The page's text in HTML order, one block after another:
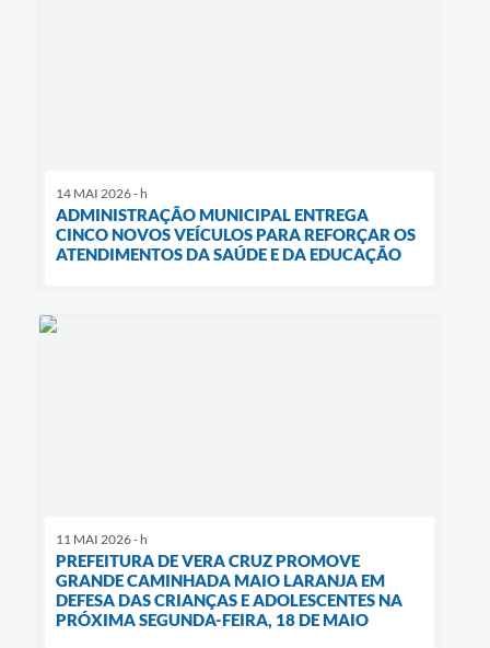
14 MAI 2026 - h
ADMINISTRAÇÃO MUNICIPAL ENTREGA
CINCO NOVOS VEÍCULOS PARA REFORÇAR OS
ATENDIMENTOS DA SAÚDE E DA EDUCAÇÃO
11 MAI 2026 - h
PREFEITURA DE VERA CRUZ PROMOVE
GRANDE CAMINHADA MAIO LARANJA EM
DEFESA DAS CRIANÇAS E ADOLESCENTES NA
PRÓXIMA SEGUNDA-FEIRA, 18 DE MAIO